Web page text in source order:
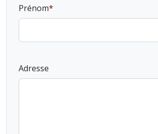
Prénom
Adresse